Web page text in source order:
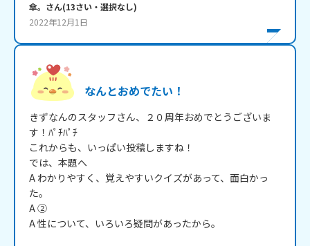
傘。 さん(13さい・ 選択なし)
2022年12月1日
なんとおめでたい！
きずなんのスタッフさん、２０周年おめでとうございま
す！ﾊﾟﾁﾊﾟﾁ
これからも、いっぱい投稿しますね！
では、本題へ
A わかりやすく、覚えやすいクイズがあって、面白かっ
た。
A ②
A 性について、いろいろ疑問があったから。